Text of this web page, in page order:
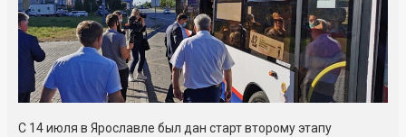
С 14 июля в Ярославле был дан старт второму этапу